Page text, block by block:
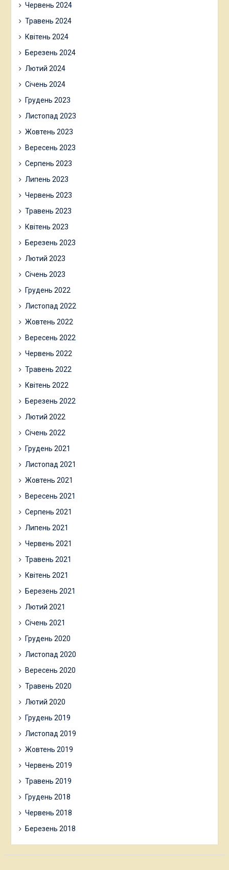
Червень 2024
Травень 2024
Квітень 2024
Березень 2024
Лютий 2024
Січень 2024
Грудень 2023
Листопад 2023
Жовтень 2023
Вересень 2023
Серпень 2023
Липень 2023
Червень 2023
Травень 2023
Квітень 2023
Березень 2023
Лютий 2023
Січень 2023
Грудень 2022
Листопад 2022
Жовтень 2022
Вересень 2022
Червень 2022
Травень 2022
Квітень 2022
Березень 2022
Лютий 2022
Січень 2022
Грудень 2021
Листопад 2021
Жовтень 2021
Вересень 2021
Серпень 2021
Липень 2021
Червень 2021
Травень 2021
Квітень 2021
Березень 2021
Лютий 2021
Січень 2021
Грудень 2020
Листопад 2020
Вересень 2020
Травень 2020
Лютий 2020
Грудень 2019
Листопад 2019
Жовтень 2019
Червень 2019
Травень 2019
Грудень 2018
Червень 2018
Березень 2018